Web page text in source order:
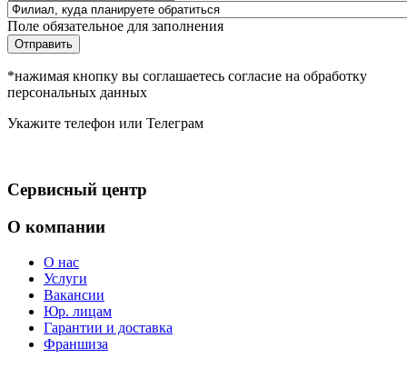
Поле обязательное для заполнения
Отправить
*нажимая кнопку вы соглашаетесь согласие на обработку
персональных данных
Укажите телефон или Телеграм
Сервисный центр
О компании
О нас
Услуги
Вакансии
Юр. лицам
Гарантии и доставка
Франшиза